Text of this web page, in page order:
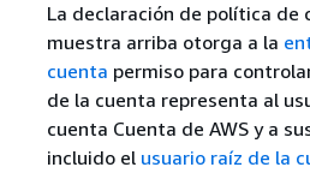
La declaración de política de
muestra arriba otorga a la
cuenta permiso para
de la cuenta representa al
cuenta Cuenta de AWS y a
incluido el usuario raíz de la